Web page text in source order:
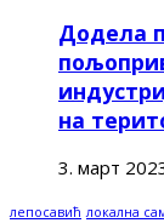
Додела
на
3. март
лепосавић локална